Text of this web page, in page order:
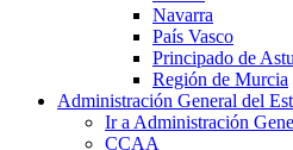
Navarra
País Vasco
Principado de
Región de Murcia
Administración General del
Ir a Administración
CCAA